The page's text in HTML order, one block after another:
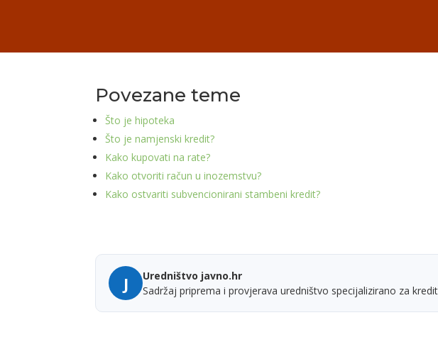
Povezane teme
Što je hipoteka
Što je namjenski kredit?
Kako kupovati na rate?
Kako otvoriti račun u inozemstvu?
Kako ostvariti subvencionirani stambeni kredit?
J
Uredništvo javno.hr
Sadržaj priprema i provjerava uredništvo specijalizirano za